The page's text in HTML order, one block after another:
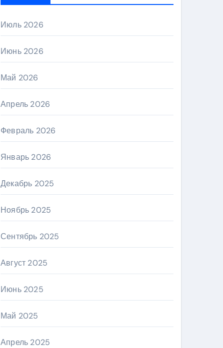
Июль 2026
Июнь 2026
Май 2026
Апрель 2026
Февраль 2026
Январь 2026
Декабрь 2025
Ноябрь 2025
Сентябрь 2025
Август 2025
Июнь 2025
Май 2025
Апрель 2025